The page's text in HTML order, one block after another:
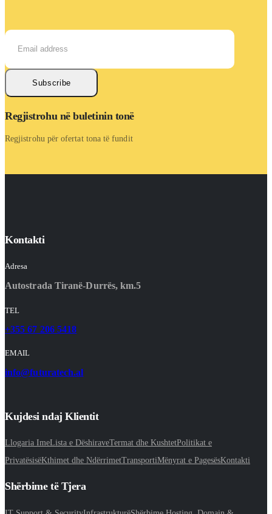
Subscribe
Regjistrohu në buletinin tonë
Regjistrohu për ofertat tona të fundit
Kontakti
Adresa
Autostrada Tiranë-Durrës, km.5
TEL
+355 67 206 5418
EMAIL
info@futuratech.al
Kujdesi ndaj Klientit
Llogaria ImeLista e DëshiraveTermat dhe KushtetPolitikat e
PrivatësisëKthimet dhe NdërrimetTransportiMënyrat e PagesësKontakti
Shërbime të Tjera